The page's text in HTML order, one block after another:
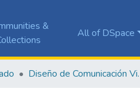
&
All of DSpace
Diseño